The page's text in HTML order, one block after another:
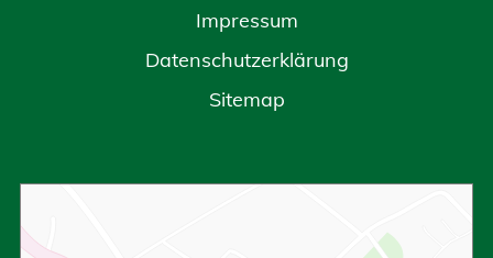
Impressum
Datenschutzerklärung
Sitemap